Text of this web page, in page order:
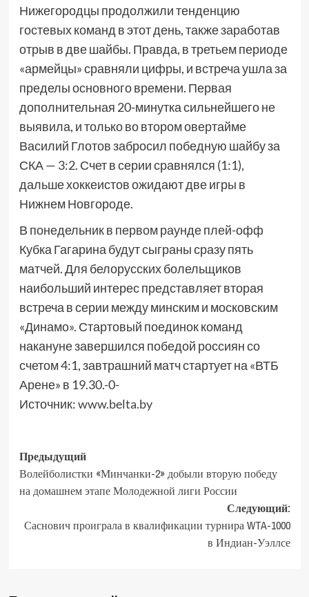
Нижегородцы продолжили тенденцию
гостевых команд в этот день, также заработав
отрыв в две шайбы. Правда, в третьем периоде
«армейцы» сравняли цифры, и встреча ушла за
пределы основного времени. Первая
дополнительная 20-минутка сильнейшего не
выявила, и только во втором овертайме
Василий Глотов забросил победную шайбу за
СКА — 3:2. Счет в серии сравнялся (1:1),
дальше хоккеистов ожидают две игры в
Нижнем Новгороде.
В понедельник в первом раунде плей-офф
Кубка Гагарина будут сыграны сразу пять
матчей. Для белорусских болельщиков
наибольший интерес представляет вторая
встреча в серии между минским и московским
«Динамо». Стартовый поединок команд
накануне завершился победой россиян со
счетом 4:1, завтрашний матч стартует на «ВТБ
Арене» в 19.30.-0-
Источник:www.belta.by
Предыдущий
Волейболистки «Минчанки-2» добыли вторую победу
на домашнем этапе Молодежной лиги России
Следующий:
Саснович проиграла в квалификации турнира WTA-1000
в Индиан-Уэллсе